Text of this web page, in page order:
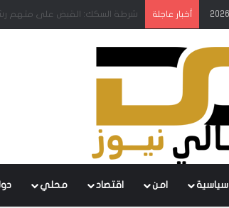
أخبار عاجلة اعتباراً من 12 آب.. إطلاق رحلات مباشرة بين كركوك وطرابزون التركية
سياسية امن اقتصاد محلي